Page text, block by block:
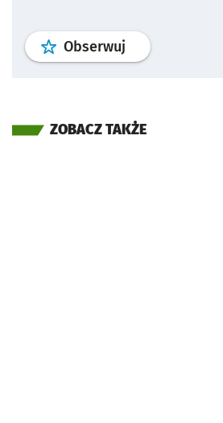
Obserwuj profil
ZOBACZ TAKŻE